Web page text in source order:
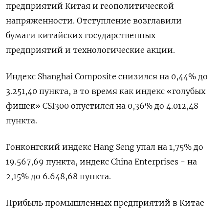
предприятий Китая и геополитической
напряженности. Отступление возглавили
бумаги китайских государственных
предприятий и технологические акции.
Индекс Shanghai Composite снизился на 0,44% до
3.251,40 пункта, в то время как индекс «голубых
фишек» CSI300 опустился на 0,36% до 4.012,48
пункта.
Гонконгский индекс Hang Seng упал на 1,75% до
19.567,69​ пункта, индекс China Enterprises - на
2,15% до 6.648,68 пункта.
Прибыль промышленных предприятий в Китае